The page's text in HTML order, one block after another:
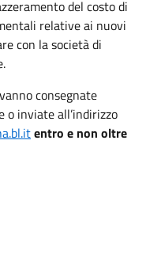
del costo di
relative ai nuovi
con la società di
consegnate
o inviate all’indirizzo
entro e non oltre